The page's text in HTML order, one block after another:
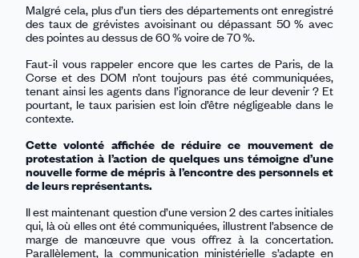
Malgré cela, plus d’un tiers des départements ont enregistré
des taux de grévistes avoisinant ou dépassant 50 % avec
des pointes au dessus de 60 % voire de 70 %.
Faut-il vous rappeler encore que les cartes de Paris, de la
Corse et des DOM n’ont toujours pas été communiquées,
tenant ainsi les agents dans l’ignorance de leur devenir ? Et
pourtant, le taux parisien est loin d’être négligeable dans le
contexte.
Cette volonté affichée de réduire ce mouvement de
protestation à l’action de quelques uns témoigne d’une
nouvelle forme de mépris à l’encontre des personnels et
de leurs représentants.
Il est maintenant question d’une version 2 des cartes initiales
qui, là où elles ont été communiquées, illustrent l’absence de
marge de manœuvre que vous offrez à la concertation.
Parallèlement, la communication ministérielle s’adapte en